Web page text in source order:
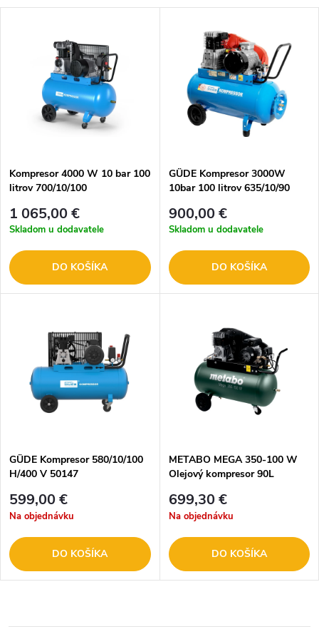
Kompresor 4000 W 10 bar 100
litrov 700/10/100
1 065,00 €
Skladom u dodavatele
DO KOŠÍKA
GÜDE Kompresor 3000W
10bar 100 litrov 635/10/90
900,00 €
Skladom u dodavatele
DO KOŠÍKA
GÜDE Kompresor 580/10/100
H/400 V 50147
599,00 €
Na objednávku
DO KOŠÍKA
METABO MEGA 350-100 W
Olejový kompresor 90L
699,30 €
Na objednávku
DO KOŠÍKA